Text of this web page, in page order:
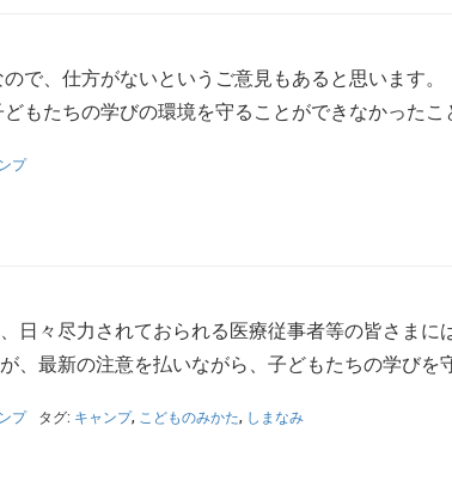
で、仕方がないというご意見もあると思います
もたちの学びの環境を守ることができなかったこ
プ
日々尽力されておられる医療従事者等の皆さまに
、最新の注意を払いながら、子どもたちの学びを
プ タグ: キャンプ, こどものみかた, しまなみ